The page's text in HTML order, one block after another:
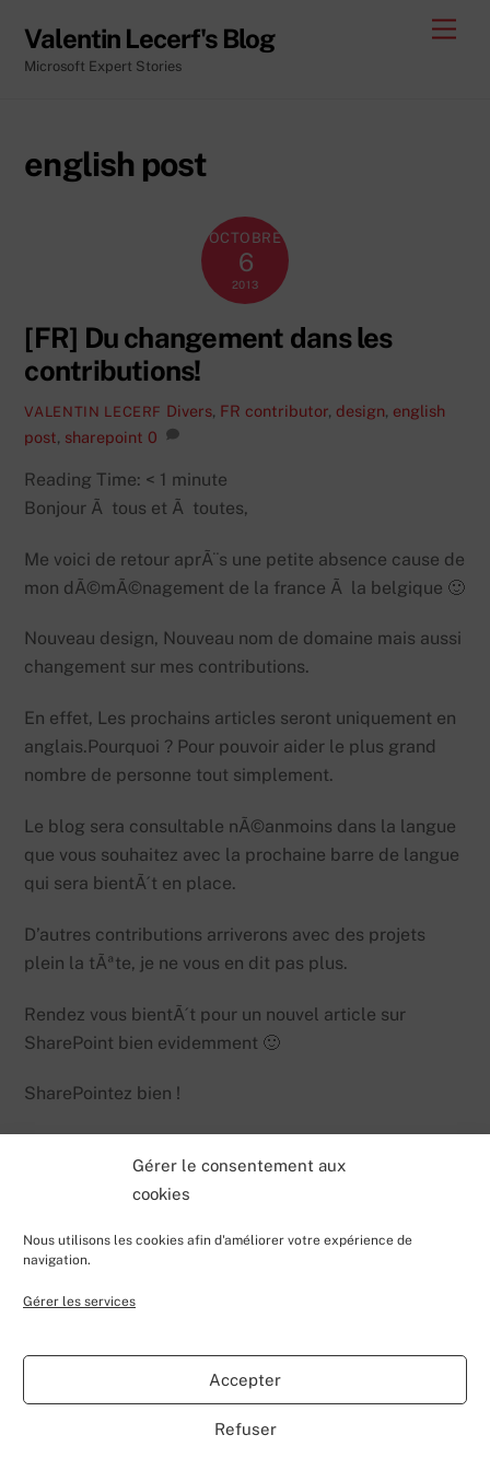
Gérer le consentement aux
cookies
Nous utilisons les cookies afin d'améliorer votre expérience de
navigation.
Gérer les services
Accepter
Refuser
content
Valentin Lecerf's Blog
Microsoft Expert Stories
english post
OCTOBRE
6
2013
[FR] Du changement dans les
contributions!
VALENTIN LECERF Divers, FR contributor, design, english
post, sharepoint 0
Reading Time: < 1 minute
Bonjour Ã tous et Ã toutes,
Me voici de retour aprÃ¨s une petite absence cause de
mon dÃ©mÃ©nagement de la france Ã la belgique 🙂
Nouveau design, Nouveau nom de domaine mais aussi
changement sur mes contributions.
En effet, Les prochains articles seront uniquement en
anglais.Pourquoi ? Pour pouvoir aider le plus grand
nombre de personne tout simplement.
Le blog sera consultable nÃ©anmoins dans la langue
que vous souhaitez avec la prochaine barre de langue
qui sera bientÃ´t en place.
D’autres contributions arriverons avec des projets
plein la tÃªte, je ne vous en dit pas plus.
Rendez vous bientÃ´t pour un nouvel article sur
SharePoint bien evidemment 🙂
SharePointez bien !
To
Top
Valentin Lecerf's Blog
Home Blog Contributions My Projects
Contact